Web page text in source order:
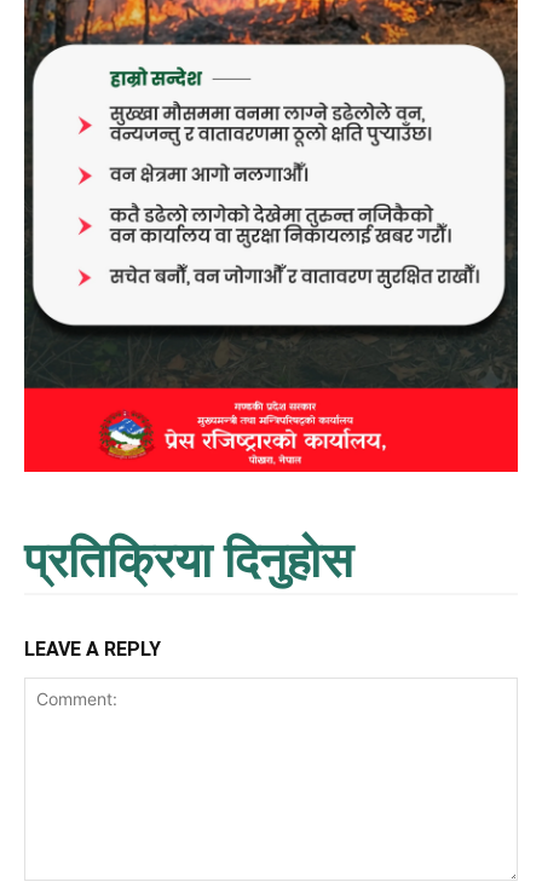
प्रतिक्रिया दिनुहोस
LEAVE A REPLY